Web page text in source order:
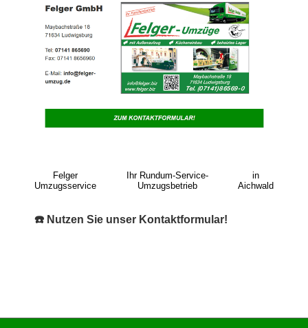
Felger
Umzugsservice
Ihr Rundum-Service-
Umzugsbetrieb
in
Aichwald
☎️ Nutzen Sie unser Kontaktformular!